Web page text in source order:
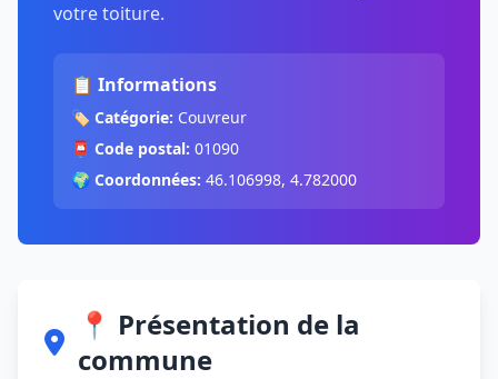
votre toiture.
📋 Informations
🏷️ Catégorie: Couvreur
📮 Code postal: 01090
🌍 Coordonnées: 46.106998, 4.782000
📍 Présentation de la
commune